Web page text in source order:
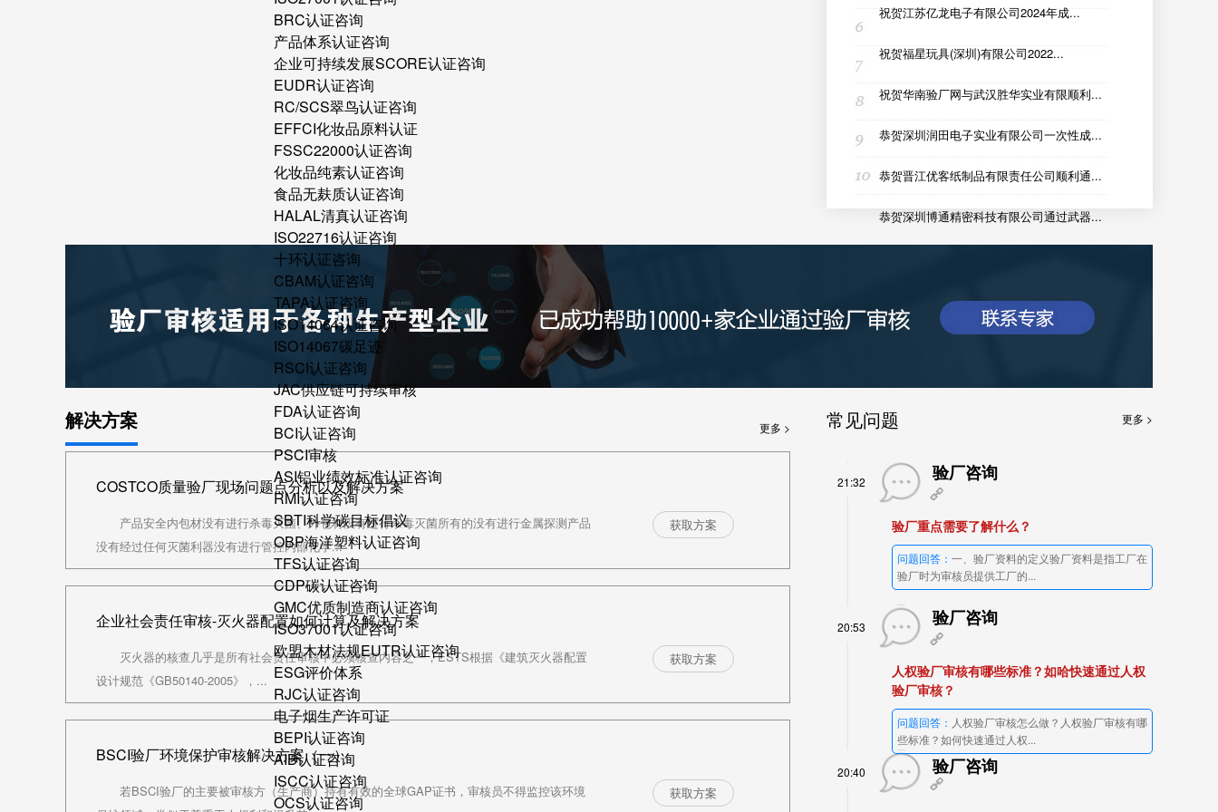
BRC认证咨询
产品体系认证咨询
企业可持续发展SCORE认证咨询
EUDR认证咨询
RC/SCS翠鸟认证咨询
EFFCI化妆品原料认证
FSSC22000认证咨询
化妆品纯素认证咨询
食品无麸质认证咨询
HALAL清真认证咨询
ISO22716认证咨询
十环认证咨询
CBAM认证咨询
TAPA认证咨询
ISO14064认证咨询
ISO14067碳足迹
RSCI认证咨询
JAC供应链可持续审核
FDA认证咨询
BCI认证咨询
PSCI审核
ASI铝业绩效标准认证咨询
RMI认证咨询
SBTI科学碳目标倡议
OBP海洋塑料认证咨询
TFS认证咨询
CDP碳认证咨询
GMC优质制造商认证咨询
ISO37001认证咨询
欧盟木材法规EUTR认证咨询
ESG评价体系
RJC认证咨询
电子烟生产许可证
BEPI认证咨询
AIB认证咨询
ISCC认证咨询
OCS认证咨询
祝贺江苏亿龙电子有限公司2024年成...
祝贺福星玩具(深圳)有限公司2022...
祝贺华南验厂网与武汉胜华实业有限顺利...
恭贺深圳润田电子实业有限公司一次性成...
恭贺晋江优客纸制品有限责任公司顺利通...
恭贺深圳博通精密科技有限公司通过武器...
更多 >
解决方案
COSTCO质量验厂现场问题点分析以及解决方案
产品安全内包材没有进行杀毒灭菌、外包材没有进行杀毒灭菌所有的没有进行金属探测产品
没有经过任何灭菌利器没有进行管控内部化学...
获取方案
企业社会责任审核-灭火器配置如何计算及解决方案
灭火器的核查几乎是所有社会责任审核中必须核查内容之一，ESTS根据《建筑灭火器配置
设计规范《GB50140-2005》，...
获取方案
BSCI验厂环境保护审核解决方案（一）
若BSCI验厂的主要被审核方（生产商）持有有效的全球GAP证书，审核员不得监控该环境
获取方案
更多 >
常见问题
21:32 验厂咨询
验厂重点需要了解什么？
问题回答： 一、验厂资料的定义验厂资料是指工厂在
验厂时为审核员提供工厂的...
20:53 验厂咨询
人权验厂审核有哪些标准？如哈快速通过人权
验厂审核？
问题回答： 人权验厂审核怎么做？人权验厂审核有哪
些标准？如何快速通过人权...
20:40 验厂咨询